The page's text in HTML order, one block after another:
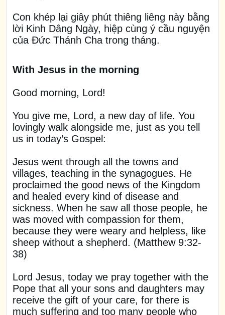
Con khép lại giây phút thiêng liêng này bằng
lời Kinh Dâng Ngày, hiệp cùng ý cầu nguyện
của Đức Thánh Cha trong tháng.
With Jesus in the morning
Good morning, Lord!
You give me, Lord, a new day of life. You
lovingly walk alongside me, just as you tell
us in today’s Gospel:
Jesus went through all the towns and
villages, teaching in the synagogues. He
proclaimed the good news of the Kingdom
and healed every kind of disease and
sickness. When he saw all those people, he
was moved with compassion for them,
because they were weary and helpless, like
sheep without a shepherd. (Matthew 9:32-
38)
Lord Jesus, today we pray together with the
Pope that all your sons and daughters may
receive the gift of your care, for there is
much suffering and too many people who